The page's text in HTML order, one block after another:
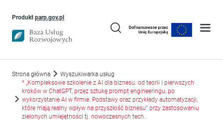
Produkt parp.gov.plUwaga, link otworzy się w nowym oknie
Strona główna
Wyszukiwarka usług
* „Kompleksowe szkolenie z AI dla biznesu: od teorii i pierwszych
kroków w ChatGPT, przez sztukę prompt engineeringu, po
wykorzystanie AI w firmie. Podstawy oraz przykłady automatyzacji,
które mają realny wpływ na przyszłość biznesu” przy zastosowaniu
zielonych umiejętności tj. nowoczesnych tech..